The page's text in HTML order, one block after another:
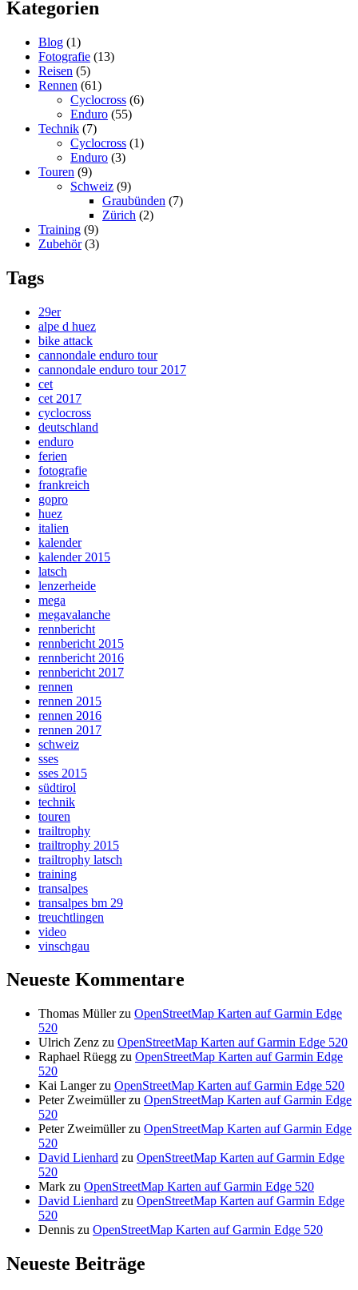
Kategorien
Blog (1)
Fotografie (13)
Reisen (5)
Rennen (61)
Cyclocross (6)
Enduro (55)
Technik (7)
Cyclocross (1)
Enduro (3)
Touren (9)
Schweiz (9)
Graubünden (7)
Zürich (2)
Training (9)
Zubehör(3)
Tags
29er
alpe d huez
bike attack
cannondale enduro tour
cannondale enduro tour 2017
cet
cet 2017
cyclocross
deutschland
enduro
ferien
fotografie
frankreich
gopro
huez
italien
kalender
kalender 2015
latsch
lenzerheide
mega
megavalanche
rennbericht
rennbericht 2015
rennbericht 2016
rennbericht 2017
rennen
rennen 2015
rennen 2016
rennen 2017
schweiz
sses
sses 2015
südtirol
technik
touren
trailtrophy
trailtrophy 2015
trailtrophy latsch
training
transalpes
transalpes bm 29
treuchtlingen
video
vinschgau
Neueste Kommentare
Thomas Müllerzu OpenStreetMap Karten auf Garmin Edge
520
Ulrich Zenz zu OpenStreetMap Karten auf Garmin Edge 520
Raphael Rüegg zu OpenStreetMap Karten auf Garmin Edge
520
Kai Langerzu OpenStreetMap Karten auf Garmin Edge 520
Peter Zweimüllerzu OpenStreetMap Karten auf Garmin Edge
520
Peter Zweimüllerzu OpenStreetMap Karten auf Garmin Edge
520
David Lienhard zu OpenStreetMap Karten auf Garmin Edge
520
Mark zu OpenStreetMap Karten auf Garmin Edge 520
David Lienhard zu OpenStreetMap Karten auf Garmin Edge
520
Dennis zu OpenStreetMap Karten auf Garmin Edge 520
Neueste Beiträge